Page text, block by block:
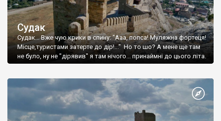
Судак
Судак... Вже чую крики в спину: "Ааа, попса! Муляжна фортеця!
Місце,туристами затерте до дір!..." Но то шо? А мене ще там
не було, ну не "дірявив" я там нічого... принаймні до цього літа.